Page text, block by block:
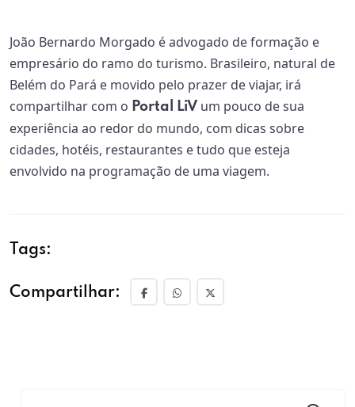
João Bernardo Morgado é advogado de formação e
empresário do ramo do turismo. Brasileiro, natural de
Belém do Pará e movido pelo prazer de viajar, irá
compartilhar com o Portal LiV um pouco de sua
experiência ao redor do mundo, com dicas sobre
cidades, hotéis, restaurantes e tudo que esteja
envolvido na programação de uma viagem.
Tags:
Compartilhar: